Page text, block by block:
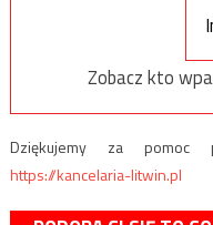
Zobacz kto
Dziękujemy za pomoc
https://kancelaria-litwin.pl